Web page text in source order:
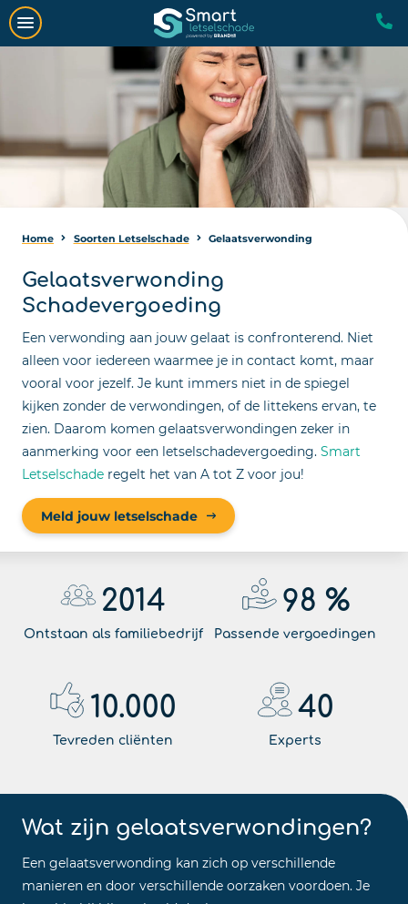
Home Soorten Letselschade Gelaatsverwonding
Gelaatsverwonding
Schadevergoeding
Een verwonding aan jouw gelaat is confronterend. Niet
alleen voor iedereen waarmee je in contact komt, maar
vooral voor jezelf. Je kunt immers niet in de spiegel
kijken zonder de verwondingen, of de littekens ervan, te
zien. Daarom komen gelaatsverwondingen zeker in
aanmerking voor een letselschadevergoeding. Smart
Letselschade regelt het van A tot Z voor jou!
Meld jouw letselschade
2014
Ontstaan als familiebedrijf
98 %
Passende vergoedingen
10.000
Tevreden cliënten
40
Experts
Wat zijn gelaatsverwondingen?
Een gelaatsverwonding kan zich op verschillende
manieren en door verschillende oorzaken voordoen. Je